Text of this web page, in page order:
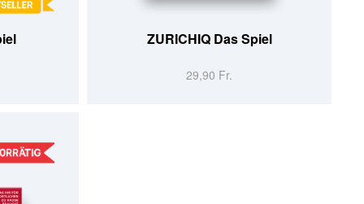
IN DEN WARENKORB
ZURICHIQ Das Spiel
29,90 Fr.